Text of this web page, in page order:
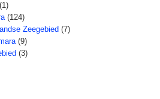
(1)
(124)
Zeegebied (7)
(9)
(3)